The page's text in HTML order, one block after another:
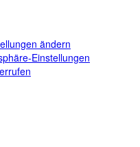
ändern
Einstellungen